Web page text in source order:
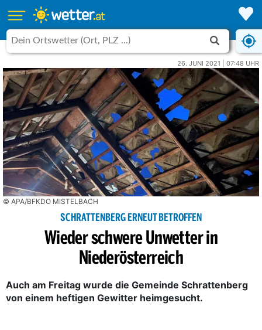
26. JUNI 2021 | 07:48 UHR
© APA/BFKDO MISTELBACH
SCHRATTENBERG ERNEUT BETROFFEN
Wieder schwere Unwetter in
Niederösterreich
Auch am Freitag wurde die Gemeinde Schrattenberg
von einem heftigen Gewitter heimgesucht.